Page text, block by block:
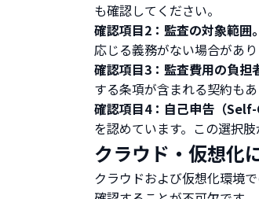
も確認してください。
確認項目2：監査の対象範囲。
応じる義務がない場合があり
確認項目3：監査費用の負担
する条項が含まれる契約も
確認項目4：自己申告（
を認めています。この選択
クラウド・仮想化
クラウドおよび仮想化環境